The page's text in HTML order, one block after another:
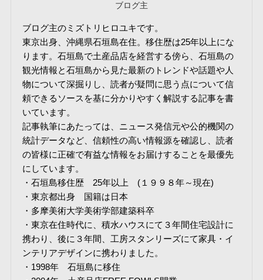
ブログ主
ブログ主のミズトリヒロユキです。
東京出身、沖縄県石垣島在住。移住歴は25年以上にな
ります。石垣島で土産品店を経営する傍ら、石垣島の
観光情報と石垣島から見た最新のトレンドや話題や人
物について深掘りし、読者が疑問に思う点について信
頼できるソースを基に分かりやすく解説する記事を書
いています。
記事執筆にあたっては、ニュース発信元や公的機関の
統計データなど、信頼性の高い情報源を確認し、読者
の皆様に正確で有益な情報をお届けすることを最優先
にしています。
・石垣島移住歴 25年以上 (１９９８年～現在)
・東京都出身 国籍は日本
・多摩美術大学美術学部建築科卒
・東京在住時代に、積水ハウスにて３年間住宅設計に
携わり、後に３年間、工房スタンリーズにて家具・イ
ンテリアデザインに携わりました。
・1998年 石垣島に移住